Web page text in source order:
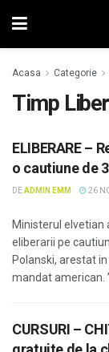
Acasa Categorie
Timp Liber
ELIBERARE –
o cautiune de
DEADMIN EMM 26
Ministerul elvetian
eliberarii pe
Polanski, arestat
mandat american.
CURSURI –